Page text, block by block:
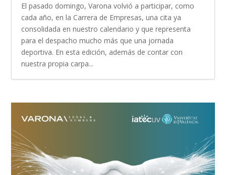
El pasado domingo, Varona volvió a participar, como
cada año, en la Carrera de Empresas, una cita ya
consolidada en nuestro calendario y que representa
para el despacho mucho más que una jornada
deportiva. En esta edición, además de contar con
nuestra propia carpa...